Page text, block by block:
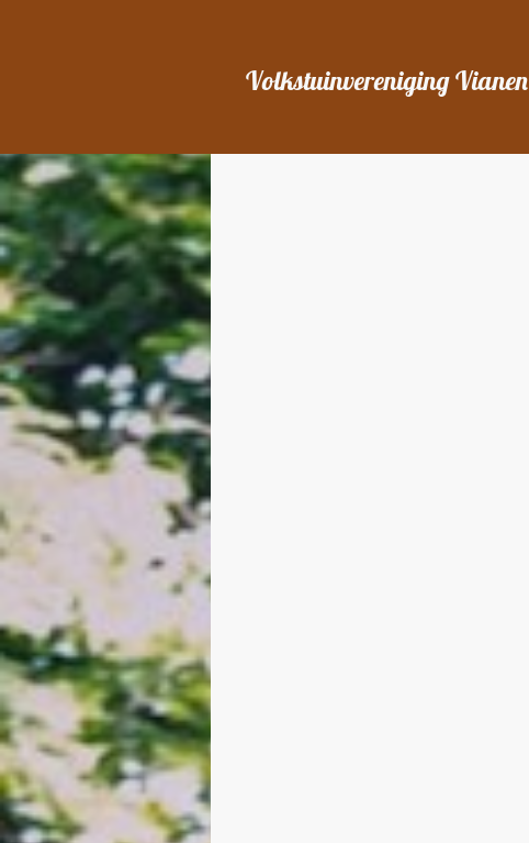
Volkstuinvereniging Vianen